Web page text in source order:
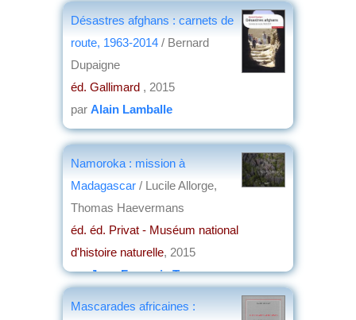
Désastres afghans : carnets de
route, 1963-2014 / Bernard
Dupaigne
éd. Gallimard , 2015
par Alain Lamballe
Namoroka : mission à
Madagascar / Lucile Allorge,
Thomas Haevermans
éd. éd. Privat - Muséum national
d'histoire naturelle, 2015
parJean-François Turenne
Mascarades africaines :